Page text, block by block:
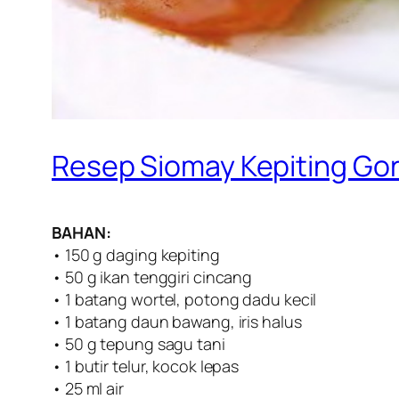
Resep Siomay Kepiting
BAHAN:
• 150 g daging kepiting
• 50 g ikan tenggiri cincang
• 1 batang wortel, potong dadu kecil
• 1 batang daun bawang, iris halus
• 50 g tepung sagu tani
• 1 butir telur, kocok lepas
• 25 ml air